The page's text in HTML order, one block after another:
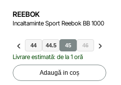
REEBOK
Incaltaminte Sport Reebok BB 1000
43 44 44.5 45 46
Livrare estimată: de la 1 oră
Adaugă in coș